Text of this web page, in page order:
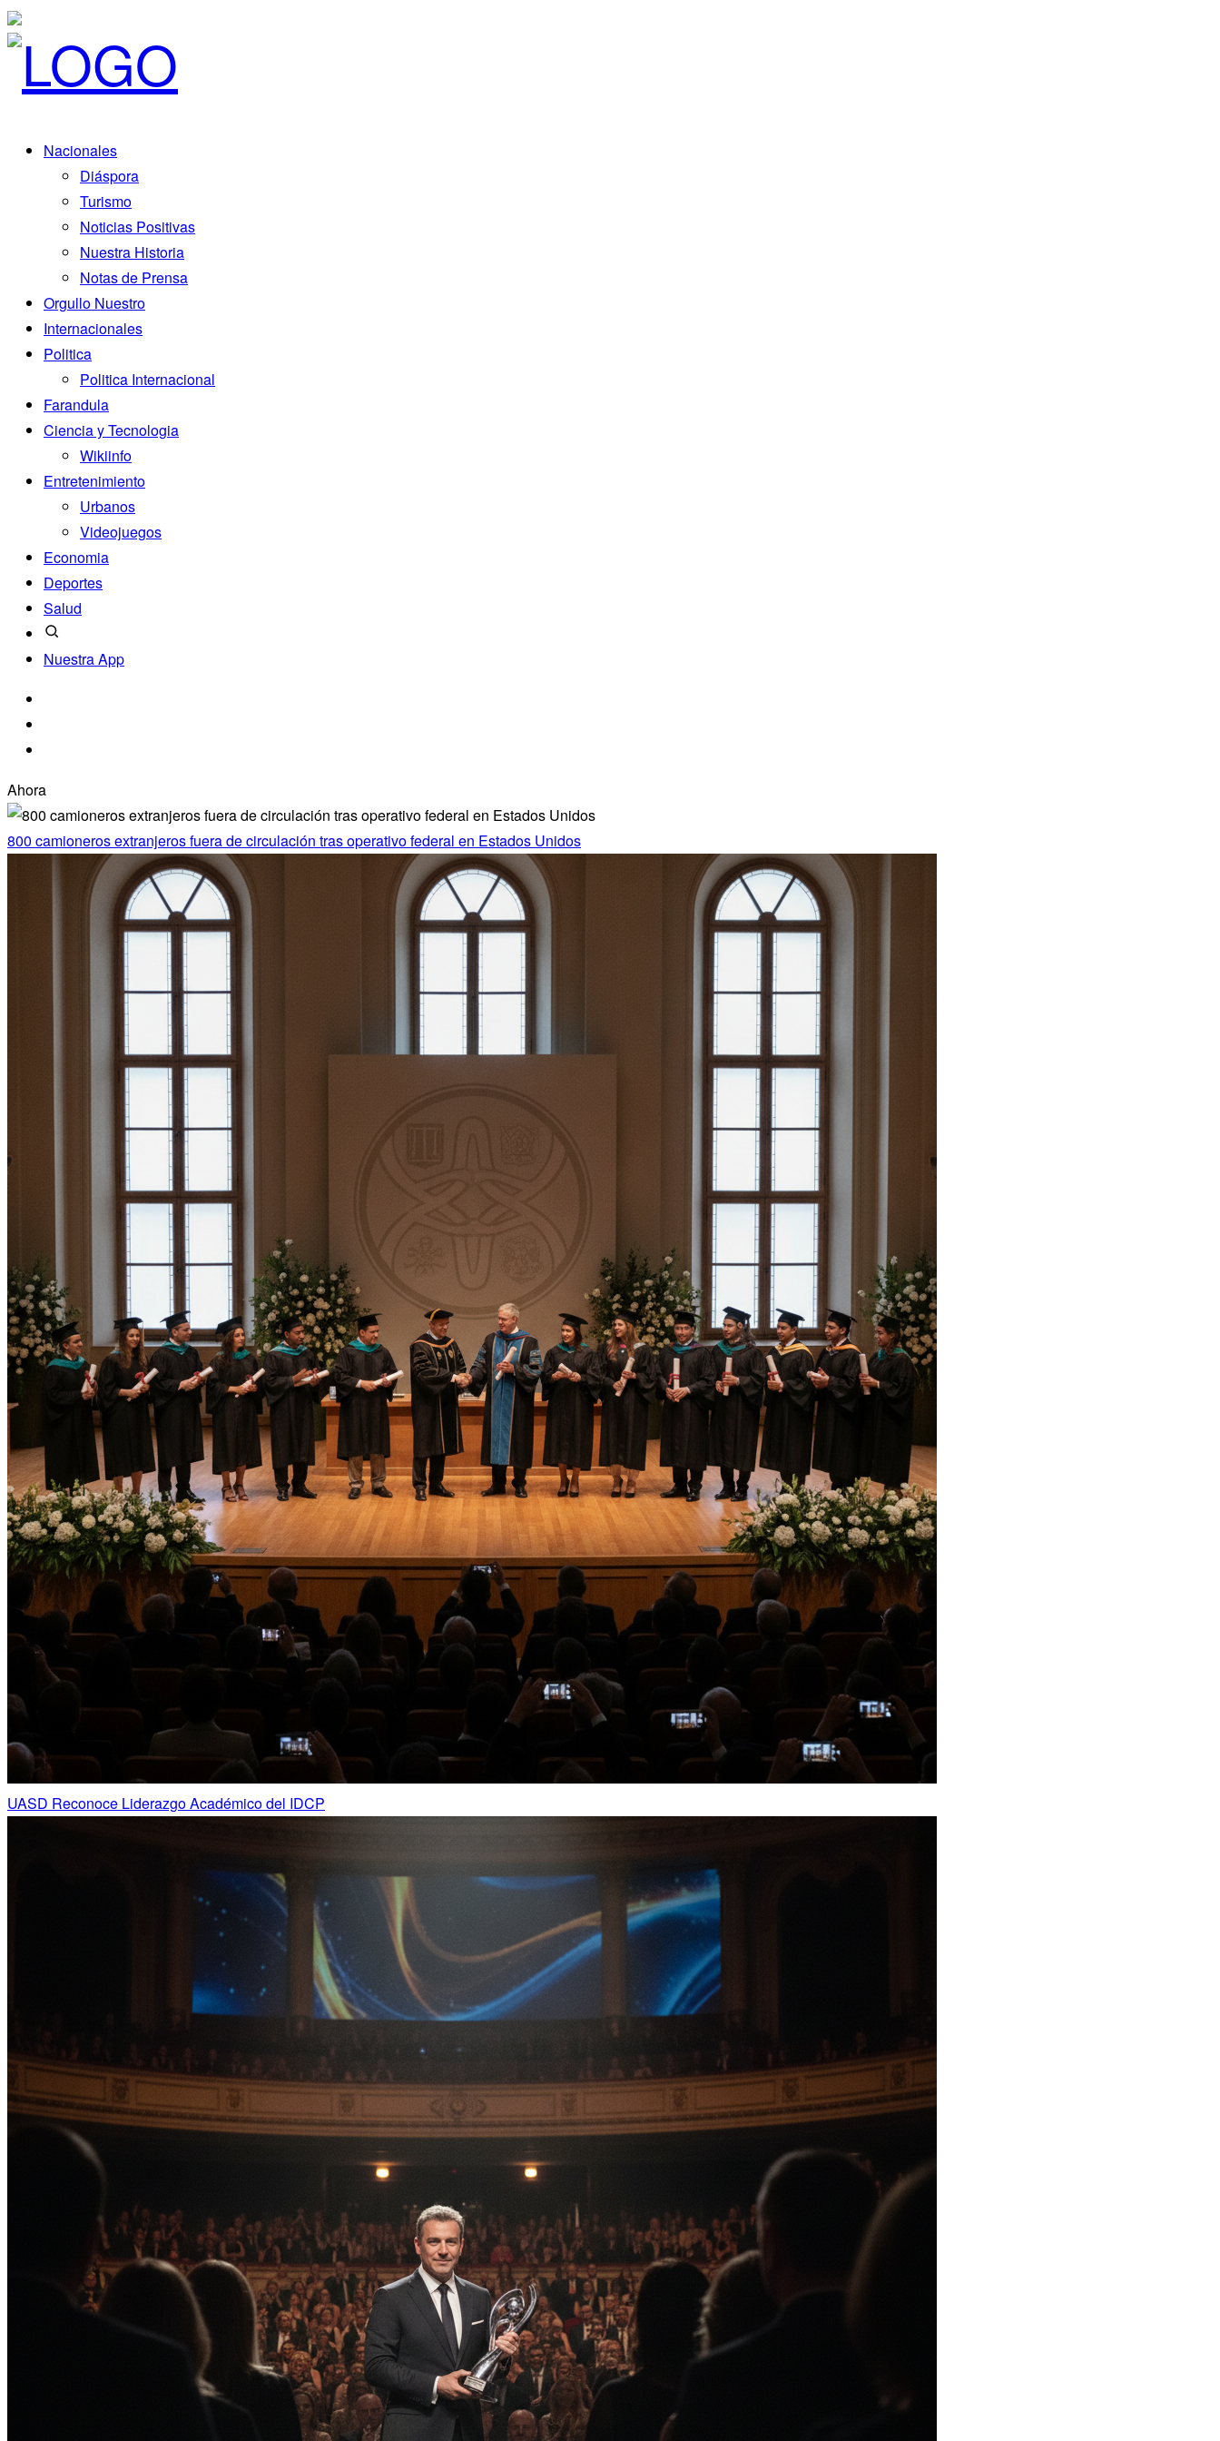
Nacionales
Diáspora
Turismo
Noticias Positivas
Nuestra Historia
Notas de Prensa
Orgullo Nuestro
Internacionales
Politica
Politica Internacional
Farandula
Ciencia y Tecnologia
Wikiinfo
Entretenimiento
Urbanos
Videojuegos
Economia
Deportes
Salud
Nuestra App
Ahora
800 camioneros extranjeros fuera de circulación tras operativo federal en Estados Unidos
UASD Reconoce Liderazgo Académico del IDCP